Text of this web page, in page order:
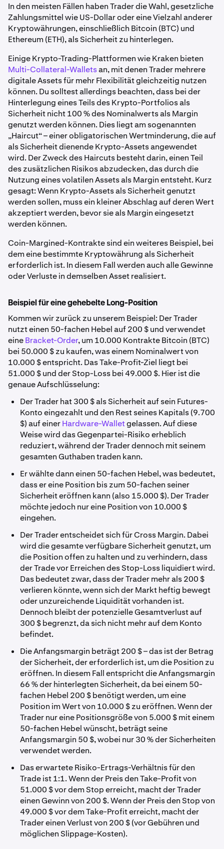
In den meisten Fällen haben Trader die Wahl, gesetzliche
Zahlungsmittel wie US-Dollar oder eine Vielzahl anderer
Kryptowährungen, einschließlich Bitcoin (BTC) und
Ethereum (ETH), als Sicherheit zu hinterlegen.
Einige Krypto-Trading-Plattformen wie Kraken bieten
Multi-Collateral-Walletsan, mit denen Trader mehrere
digitale Assets für mehr Flexibilität gleichzeitig nutzen
können. Du solltest allerdings beachten, dass bei der
Hinterlegung eines Teils des Krypto-Portfolios als
Sicherheit nicht 100 % des Nominalwerts als Margin
genutzt werden können. Dies liegt am sogenannten
„Haircut“ – einer obligatorischen Wertminderung, die auf
als Sicherheit dienende Krypto-Assets angewendet
wird. Der Zweck des Haircuts besteht darin, einen Teil
des zusätzlichen Risikos abzudecken, das durch die
Nutzung eines volatilen Assets als Margin entsteht. Kurz
gesagt: Wenn Krypto-Assets als Sicherheit genutzt
werden sollen, muss ein kleiner Abschlag auf deren Wert
akzeptiert werden, bevor sie als Margin eingesetzt
werden können.
Coin-Margined-Kontrakte sind ein weiteres Beispiel, bei
dem eine bestimmte Kryptowährung als Sicherheit
erforderlich ist. In diesem Fall werden auch alle Gewinne
oder Verluste in demselben Asset realisiert.
Beispiel für eine gehebelte Long-Position
Kommen wir zurück zu unserem Beispiel: Der Trader
nutzt einen 50-fachen Hebel auf 200 $ und verwendet
eineBracket-Order, um 10.000 Kontrakte Bitcoin (BTC)
bei 50.000 $ zu kaufen, was einem Nominalwert von
10.000 $ entspricht. Das Take-Profit-Ziel liegt bei
51.000 $ und der Stop-Loss bei 49.000 $. Hier ist die
genaue Aufschlüsselung:
Der Trader hat 300 $ als Sicherheit auf sein Futures-
Konto eingezahlt und den Rest seines Kapitals (9.700
$) auf einerHardware-Walletgelassen. Auf diese
Weise wird das Gegenpartei-Risiko erheblich
reduziert, während der Trader dennoch mit seinem
gesamten Guthaben traden kann.
Er wählte dann einen 50-fachen Hebel, was bedeutet,
dass er eine Position bis zum 50-fachen seiner
Sicherheit eröffnen kann (also 15.000 $). Der Trader
möchte jedoch nur eine Position von 10.000 $
eingehen.
Der Trader entscheidet sich für Cross Margin. Dabei
wird die gesamte verfügbare Sicherheit genutzt, um
die Position offen zu halten und zu verhindern, dass
der Trade vor Erreichen des Stop-Loss liquidiert wird.
Das bedeutet zwar, dass der Trader mehr als 200 $
verlieren könnte, wenn sich der Markt heftig bewegt
oder unzureichende Liquidität vorhanden ist.
Dennoch bleibt der potenzielle Gesamtverlust auf
300 $ begrenzt, da sich nicht mehr auf dem Konto
befindet.
Die Anfangsmargin beträgt 200 $ – das ist der Betrag
der Sicherheit,der erforderlich ist, um die Position zu
eröffnen. In diesem Fall entspricht die Anfangsmargin
66 % der hinterlegten Sicherheit, da bei einem 50-
fachen Hebel 200 $ benötigt werden, um eine
Position im Wert von 10.000 $ zu eröffnen. Wenn der
Trader nur eine Positionsgröße von 5.000 $ mit einem
50-fachen Hebel wünscht, beträgt seine
Anfangsmargin 50 $, wobei nur 30 % der Sicherheiten
verwendet werden.
Das erwartete Risiko-Ertrags-Verhältnis für den
Trade ist 1:1. Wenn der Preis den Take-Profit von
51.000 $ vor dem Stop erreicht, macht der Trader
einen Gewinn von 200 $. Wenn der Preis den Stop von
49.000 $ vor dem Take-Profit erreicht, macht der
Trader einen Verlust von 200 $ (vor Gebühren und
möglichen Slippage-Kosten).